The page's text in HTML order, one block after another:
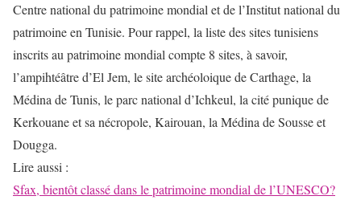
Centre national du patrimoine mondial et de l’Institut national du
patrimoine en Tunisie. Pour rappel, la liste des sites tunisiens
inscrits au patrimoine mondial compte 8 sites, à savoir,
l’ampihtéâtre d’El Jem, le site archéoloique de Carthage, la
Médina de Tunis, le parc national d’Ichkeul, la cité punique de
Kerkouane et sa nécropole, Kairouan, la Médina de Sousse et
Dougga.
Lire aussi :
Sfax, bientôt classé dans le patrimoine mondial de l’UNESCO?